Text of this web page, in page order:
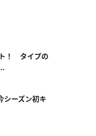
！ タイプの
シーズン初キ